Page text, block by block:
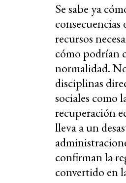
Se sabe ya
recursos
cómo podrían
normalidad.
disciplinas
sociales como
recuperación
lleva a un
confirman la
convertido en